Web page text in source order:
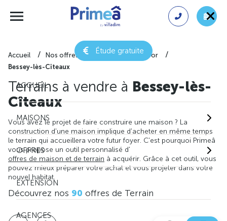
Étude gratuite
ACCUEIL
MAISONS
OFFRES
EXTENSION
AGENCES
Accueil Nos offres de terrain
Côte-d'or
Bessey-lès-Cîteaux
Terrains à vendre à Bessey-lès-
Cîteaux
Vous avez le projet de faire construire une maison ? La
construction d'une maison implique d'acheter en même temps
le terrain qui accueillera votre futur foyer. C'est pourquoi Primeâ
vous propose un outil personnalisé d'
offres de maison et de terrain à acquérir. Grâce à cet outil, vous
pouvez mieux préparer votre achat et vous projeter dans votre
nouvel habitat.
Découvrez nos 90 offres de Terrain